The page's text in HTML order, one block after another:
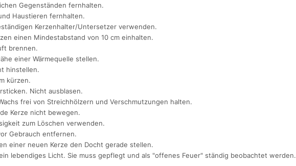
Gegenständen fernhalten.
Haustieren fernhalten.
Kerzenhalter/Untersetzer verwenden.
einen Mindestabstand von 10 cm einhalten.
brennen.
einer Wärmequelle stellen.
hinstellen.
kürzen.
Nicht ausblasen.
frei von Streichhölzern und Verschmutzungen halten.
Kerze nicht bewegen.
zum Löschen verwenden.
Gebrauch entfernen.
einer neuen Kerze den Docht gerade stellen.
lebendiges Licht. Sie muss gepflegt und als "offenes Feuer" ständig beobachtet werden.